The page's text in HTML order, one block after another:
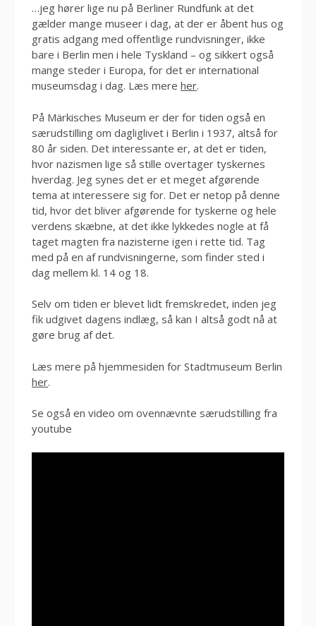
…jeg hører lige nu på Berliner Rundfunk at det
gælder mange museer i dag, at der er åbent hus og
gratis adgang med offentlige rundvisninger, ikke
bare i Berlin men i hele Tyskland – og sikkert også
mange steder i Europa, for det er international
museumsdag i dag. Læs mere her.
På Märkisches Museum er der for tiden også en
særudstilling om dagliglivet i Berlin i 1937, altså for
80 år siden. Det interessante er, at det er tiden,
hvor nazismen lige så stille overtager tyskernes
hverdag. Jeg synes det er et meget afgørende
tema at interessere sig for. Det er netop på denne
tid, hvor det bliver afgørende for tyskerne og hele
verdens skæbne, at det ikke lykkedes nogle at få
taget magten fra nazisterne igen i rette tid. Tag
med på en af rundvisningerne, som finder sted i
dag mellem kl. 14 og 18.
Selv om tiden er blevet lidt fremskredet, inden jeg
fik udgivet dagens indlæg, så kan I altså godt nå at
gøre brug af det.
Læs mere på hjemmesiden for Stadtmuseum Berlin
her.
Se også en video om ovennævnte særudstilling fra
youtube